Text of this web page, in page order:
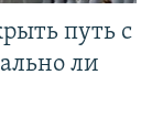
путь с
ли